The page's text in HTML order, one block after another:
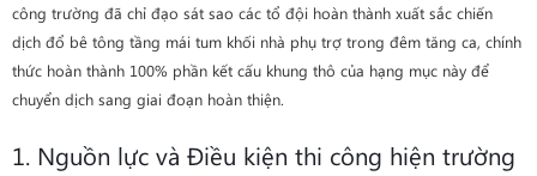
công trường đã chỉ đạo sát sao các tổ đội hoàn thành xuất sắc chiến
dịch đổ bê tông tầng mái tum khối nhà phụ trợ trong đêm tăng ca, chính
thức hoàn thành 100% phần kết cấu khung thô của hạng mục này để
chuyển dịch sang giai đoạn hoàn thiện.
1. Nguồn lực và Điều kiện thi công hiện trường